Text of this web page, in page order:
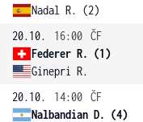
Nadal R. (2)
20.10.
16:00 ČF
Federer R. (1)
Ginepri R.
20.10.
14:00 ČF
Nalbandian D. (4)